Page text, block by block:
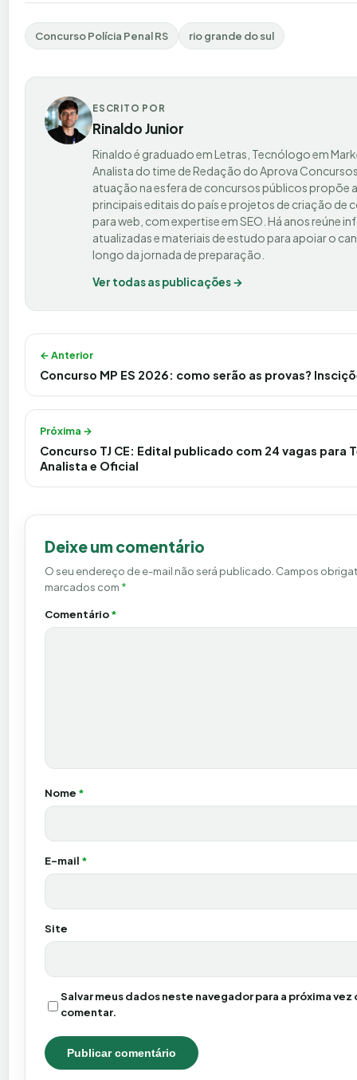
Concurso Polícia Penal RS rio grande do sul
ESCRITO POR
Rinaldo Junior
Rinaldo é graduado em Letras, Tecnólogo em
Analista do time de Redação do Aprova
atuação na esfera de concursos públicos propõe
principais editais do país e projetos de criação de
para web, com expertise em SEO. Há anos reúne
atualizadas e materiais de estudo para apoiar o
longo da jornada de preparação.
Ver todas as publicações →
Navegação de Post
← Anterior
Concurso MP ES 2026: como serão as provas?
Próxima →
Concurso TJ CE: Edital publicado com 24 vagas para
Analista e Oficial
Deixe um comentário
O seu endereço de e-mail não será publicado. Campos
marcados com *
Comentário*
Nome *
E-mail *
Site
Salvar meus dados neste navegador para a próxima vez
comentar.